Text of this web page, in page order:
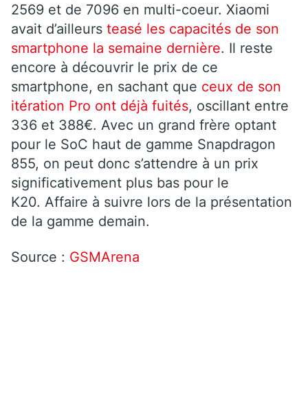
2569 et de 7096 en multi-coeur. Xiaomi
avait d’ailleurs teasé les capacités de son
smartphone la semaine dernière. Il reste
encore à découvrir le prix de ce
smartphone, en sachant que ceux de son
itération Pro ont déjà fuités, oscillant entre
336 et 388€. Avec un grand frère optant
pour le SoC haut de gamme Snapdragon
855, on peut donc s’attendre à un prix
significativement plus bas pour le
K20. Affaire à suivre lors de la présentation
de la gamme demain.
Source : GSMArena